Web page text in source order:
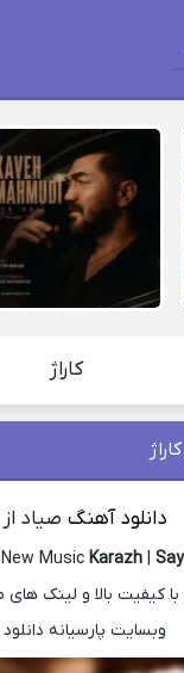
کاراژ
دانلود آهنگ صیاد
Music Karazh|
بالا و لینک های
وبسایت پارسیانه